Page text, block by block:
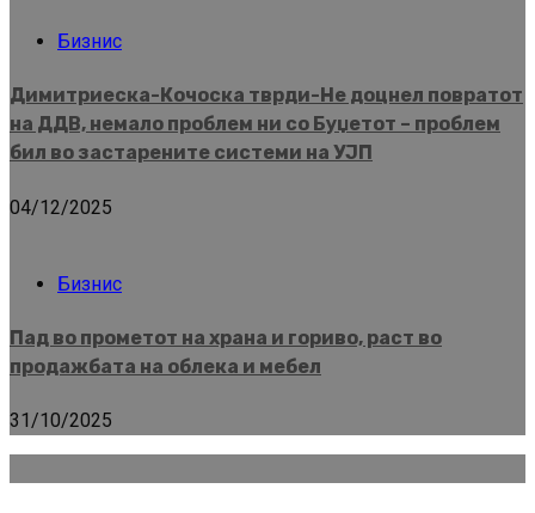
Бизнис
Димитриеска-Кочоска тврди-Не доцнел повратот
на ДДВ, немало проблем ни со Буџетот – проблем
бил во застарените системи на УЈП
04/12/2025
Бизнис
Пад во прометот на храна и гориво, раст во
продажбата на облека и мебел
31/10/2025